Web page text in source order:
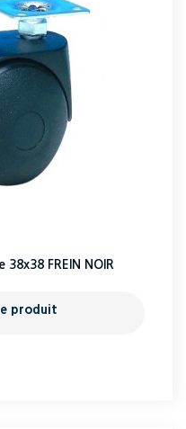
FREIN NOIR
produit